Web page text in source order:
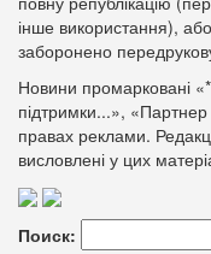
інше використання),
заборонено
Новини промарковані
підтримки...»,
правах реклами.
висловлені у цих
Поиск: